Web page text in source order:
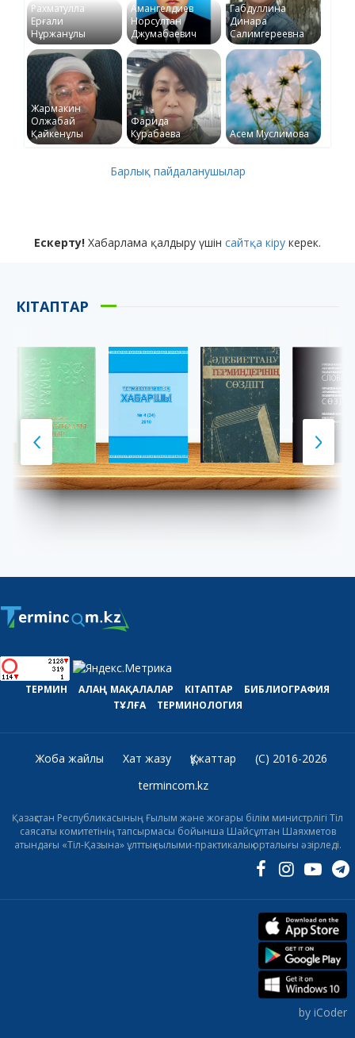
Рахматулла
Ерғали
Нұржанұлы
Амангелдиев
Норсултан
Джумабаевич
Габдуллина
Динара
Салимгереевна
Жармакин
Олжабай
Қайкенұлы
Фарида
Курабаева
Асем Муслимова
Барлық пайдаланушылар
Ескерту! Хабарлама қалдыру үшін сайтқа кіру керек.
КІТАПТАР
ТЕРМИН АЛАҢ МАҚАЛАЛАР КІТАПТАР
БИБЛИОГРАФИЯ
ТҰЛҒА
ТЕРМИНОЛОГИЯ
Жоба жайлы Хат жазу Құжаттар
(C) 2016-2026
termincom.kz
Қазақстан Республикасының Ғылым және жоғары білім министрлігі Тіл
саясаты комитетінің тапсырмасы бойынша Шайсұлтан Шаяхметов
атындағы «Тіл-Қазына» ұлттық ғылыми-практикалық орталығы әзірледі.
by iCoder